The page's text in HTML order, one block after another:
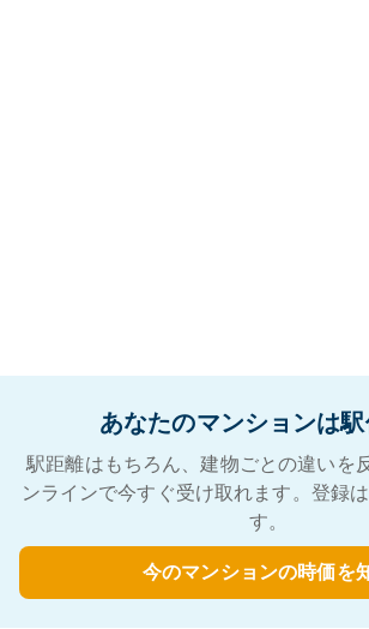
あなたのマンションは駅
駅距離はもちろん、建物ごとの違いを
ンラインで今すぐ受け取れます。登録
す。
今のマンションの時価を